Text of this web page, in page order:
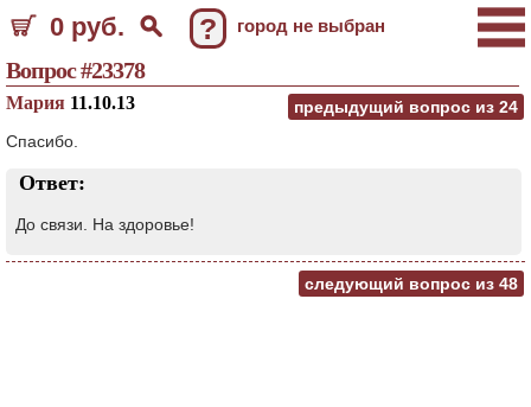
0 руб. ? город не выбран
Вопрос #23378
предыдущий вопрос из 24
Мария 11.10.13
Спасибо.
Ответ:
До связи. На здоровье!
следующий вопрос из 48